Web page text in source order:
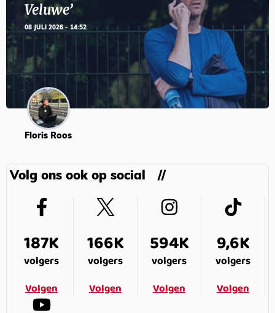
Veluwe’
08 JULI 2026 - 14:52
Floris Roos
Volg ons ook op social
187K
volgers
Volgen
166K
volgers
Volgen
594K
volgers
Volgen
9,6K
volgers
Volgen